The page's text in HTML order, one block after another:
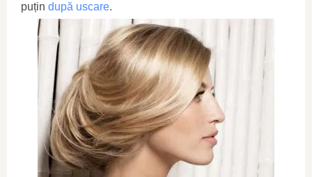
puțin după uscare.